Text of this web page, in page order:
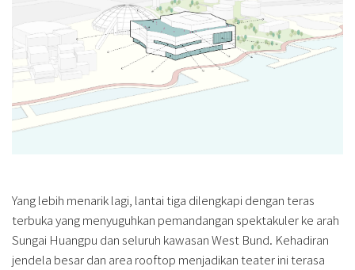
Yang lebih menarik lagi, lantai tiga dilengkapi dengan teras
terbuka yang menyuguhkan pemandangan spektakuler ke arah
Sungai Huangpu dan seluruh kawasan West Bund. Kehadiran
jendela besar dan area rooftop menjadikan teater ini terasa